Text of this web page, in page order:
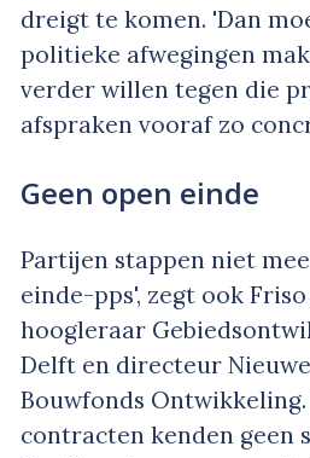
dreigt te komen. 'Dan
politieke afwegingen
verder willen tegen die
afspraken vooraf zo
Geen open einde
Partijen stappen niet
einde-pps', zegt ook Friso
hoogleraar
Delft en directeur
Bouwfonds
contracten kenden geen